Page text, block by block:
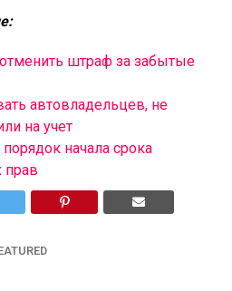
штраф за забытые
автовладельцев, не
на учет
начала срока
прав